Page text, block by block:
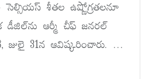
సెల్సియస్‌ శీతల ఉష్ణోగ్రతలనూ
డీజిల్‌ను ఆర్మీ చీఫ్‌ జనరల్‌
జులై 31న ఆవిష్కరించారు. ...